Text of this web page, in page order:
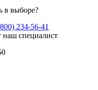
в выборе?
234-56-41
специалист